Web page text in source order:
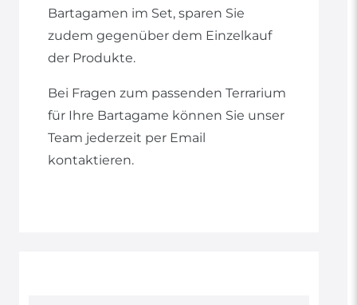
Bartagamen im Set, sparen Sie
zudem gegenüber dem Einzelkauf
der Produkte.
Bei Fragen zum passenden Terrarium
für Ihre Bartagame können Sie unser
Team jederzeit per Email
kontaktieren.